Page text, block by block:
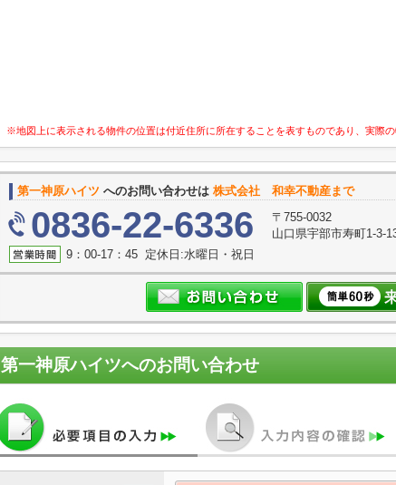
※地図上に表示される物件の位置は付近住所に所在することを表すものであり、実際
第一神原ハイツ へのお問い合わせは 株式会社 和幸不動産まで
0836-22-6336
〒755-0032
山口県宇部市寿町1-3-
9：00-17：45 定休日:水曜日・祝日
第一神原ハイツへのお問い合わせ